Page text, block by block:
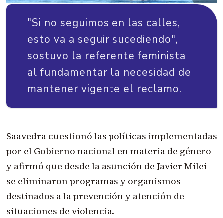
"Si no seguimos en las calles,
esto va a seguir sucediendo",
sostuvo la referente feminista
al fundamentar la necesidad de
mantener vigente el reclamo.
Saavedra cuestionó las políticas implementadas
por el Gobierno nacional en materia de género
y afirmó que desde la asunción de Javier Milei
se eliminaron programas y organismos
destinados a la prevención y atención de
situaciones de violencia.